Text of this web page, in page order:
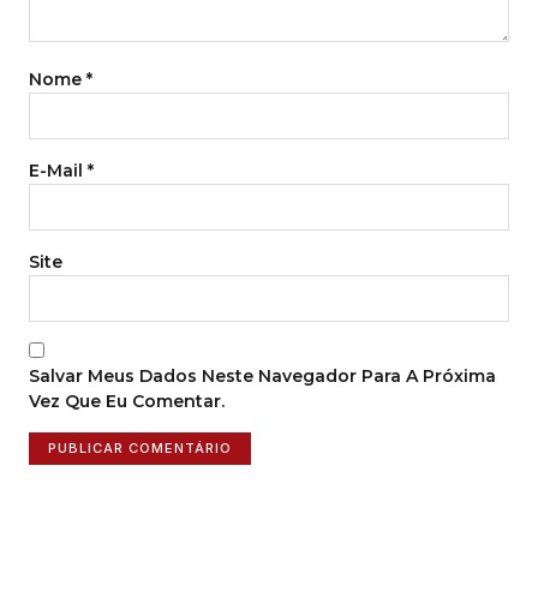
Nome *
E-Mail *
Site
Salvar Meus Dados Neste Navegador Para A Próxima
Vez Que Eu Comentar.